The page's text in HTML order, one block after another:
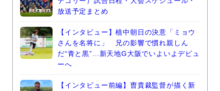
放送予定まとめ
【インタビュー】植中朝日の決意「ミョウ
さんを名将に」 兄の影響で慣れ親しん
だ“青と黒”…新天地G大阪でいよいよデビュ
ーへ
【インタビュー前編】曺貴裁監督が描く新